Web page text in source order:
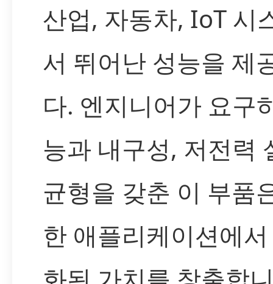
산업, 자동차, IoT 시
서 뛰어난 성능을 제
다. 엔지니어가 요구
능과 내구성, 저전력
균형을 갖춘 이 부품
한 애플리케이션에